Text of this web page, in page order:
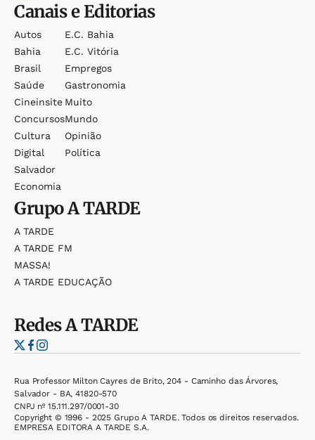
Canais e Editorias
Autos
Bahia
Brasil
Saúde
Cineinsite
Concursos
Cultura
Digital
Salvador
Economia
E.c. Bahia
E.c. Vitória
Empregos
Gastronomia
Muito
Mundo
Opinião
Política
GrupoA TARDE
A TARDE
A TARDE FM
MASSA!
A TARDE EDUCAÇÃO
RedesA TARDE
Rua Professor Milton Cayres de Brito, 204 - Caminho das Árvores,
Salvador - BA, 41820-570
CNPJ nº 15.111.297/0001-30
Copyright © 1996 - 2025 Grupo A TARDE. Todos os direitos reservados.
EMPRESA EDITORA A TARDE S.A.